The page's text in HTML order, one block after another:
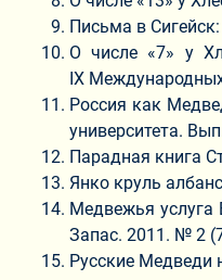
Письма в
О числе «7» у
IX
Россия как
университета.
Парадная книга
Янко круль
Медвежья услуга
Запас. 2011. № 2
Русские Медведи